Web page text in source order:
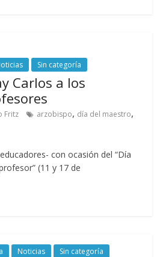
Sin categoría
Carlos a los
Fritz arzobispo, día del maestro,
con ocasión del “Día
(11 y 17 de
Noticias Sin categoría